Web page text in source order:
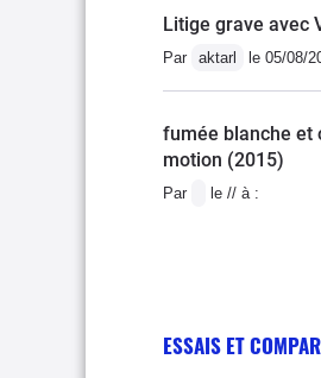
Litige grave avec
Par aktarl le 05/08/
fumée blanche et
motion (2015)
Par le // à :
ESSAIS ET